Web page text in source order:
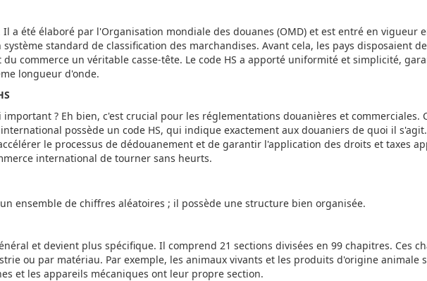
a été élaboré par l'Organisation mondiale des douanes (OMD) et est entré en vigueur
standard de classification des marchandises. Avant cela, les pays disposaient de
commerce un véritable casse-tête. Le code HS a apporté uniformité et simplicité,
longueur d'onde.
? Eh bien, c'est crucial pour les réglementations douanières et commerciales.
possède un code HS, qui indique exactement aux douaniers de quoi il
le processus de dédouanement et de garantir l'application des droits et taxes
international de tourner sans heurts.
ensemble de chiffres aléatoires ; il possède une structure bien organisée.
et devient plus spécifique. Il comprend 21 sections divisées en 99 chapitres. Ces
ou par matériau. Par exemple, les animaux vivants et les produits d'origine animale
et les appareils mécaniques ont leur propre section.